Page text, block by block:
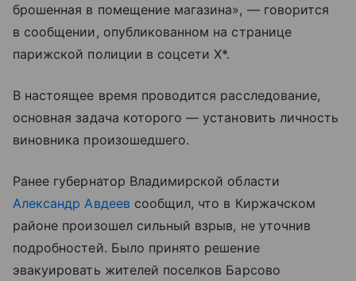
брошенная в помещение магазина», — говорится
в сообщении, опубликованном на странице
парижской полиции в соцсети X*.
В настоящее время проводится расследование,
основная задача которого — установить личность
виновника произошедшего.
Ранее губернатор Владимирской области
Александр Авдеев сообщил, что в Киржачском
районе произошел сильный взрыв, не уточнив
подробностей. Было принято решение
эвакуировать жителей поселков Барсово